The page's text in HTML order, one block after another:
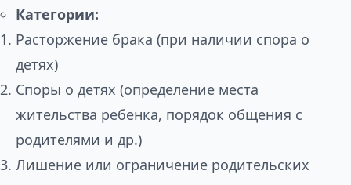
Категории:
Расторжение брака (при наличии спора о
детях)
Споры о детях (определение места
жительства ребенка, порядок общения с
родителями и др.)
Лишение или ограничение родительских